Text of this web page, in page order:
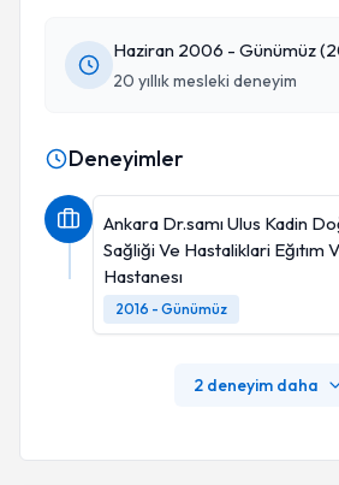
Haziran 2006 - Günümüz
20 yıllık mesleki deneyim
Deneyimler
Ankara Dr.samı Ulus Kadin
Sağliği Ve Hastaliklari Eğıtım
Hastanesı
2016 - Günümüz
2 deneyim daha